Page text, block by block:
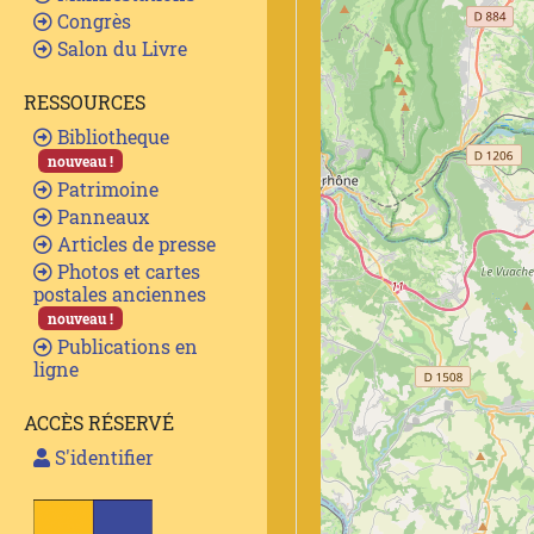
Congrès
Salon du Livre
RESSOURCES
Bibliotheque
nouveau !
Patrimoine
Panneaux
Articles de presse
Photos et cartes
postales anciennes
nouveau !
Publications en
ligne
ACCÈS RÉSERVÉ
S'identifier